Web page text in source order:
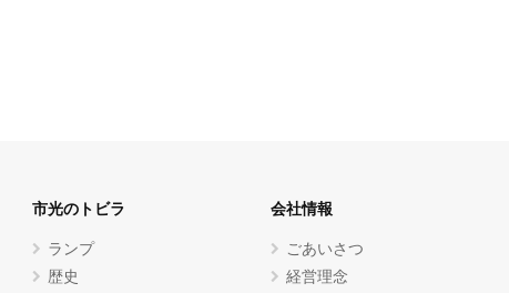
市光のトビラ
ランプ
歴史
会社情報
ごあいさつ
経営理念